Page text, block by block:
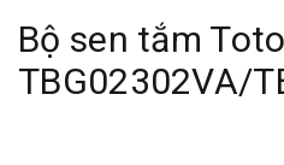
Bộ sen tắm Toto
TBG02302VA/